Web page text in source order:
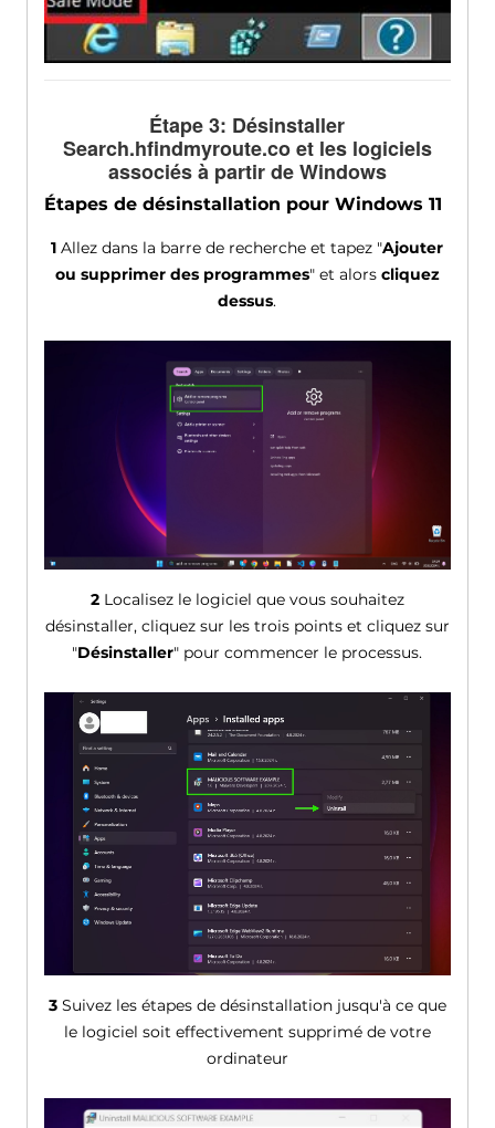
Étape 3: Désinstaller
Search.hfindmyroute.co et les logiciels
associés à partir de Windows
Étapes de désinstallation pour Windows 11
1 Allez dans la barre de recherche et tapez "Ajouter
ou supprimer des programmes" et alors cliquez
dessus.
2Localisez le logiciel que vous souhaitez
désinstaller, cliquez sur les trois points et cliquez sur
"Désinstaller" pour commencer le processus.
3Suivez les étapes de désinstallation jusqu'à ce que
le logiciel soit effectivement supprimé de votre
ordinateur